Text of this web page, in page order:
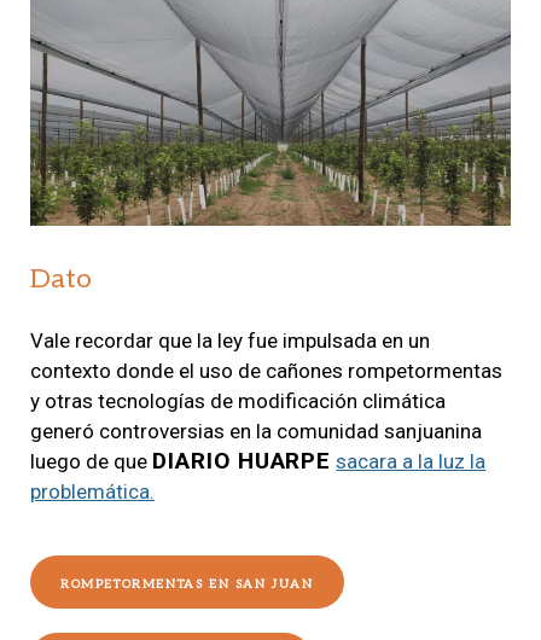
Dato
Vale recordar que la ley fue impulsada en un
contexto donde el uso de cañones rompetormentas
y otras tecnologías de modificación climática
generó controversias en la comunidad sanjuanina
luego de que DIARIO HUARPE sacara a la luz la
problemática.
ROMPETORMENTAS EN SAN JUAN